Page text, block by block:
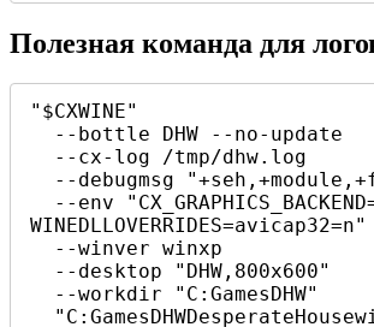
Полезная команда для
"$CXWINE"
WINEDLLOVERRIDES=avicap32=n"